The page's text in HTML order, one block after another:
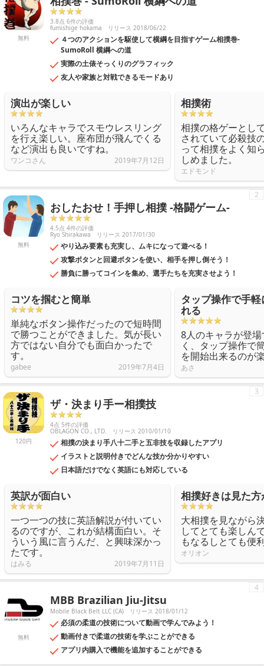
い人にもおすすめです。
無料
3.8点 6件の評価
fumishige hokama リリース 2018/06/22
４つのアクションを駆使して横綱を目指すゲーム相撲巻-
SumoRoll 横綱への道
実際の土俵そっくりのグラフィック
友人や家族と対戦できるモードあり
演出が楽しい
いろんなキャラでスモウレスリング
を行え楽しい。座布団が飛んでくる
など演出も良いですね。
ワンコさん 2019年7月12日
相撲術
相撲の格ゲーとし
されていて必殺技
って相撲をよく知
しめました。
エドモンド
無料
おしたおせ！手押し相撲 -格闘ゲーム-
4.5点 4件の評価
Ryo Shirakawa リリース 2017/01/30
やり込み要素も充実し、ムキになって遊べる！
攻撃ボタンと回避ボタンを使い、相手を押し倒そう！
勝負に勝ってコインを集め、選手たちを充実させよう！
2
コツを掴むと簡単
単純なボタン操作だったので短時間
で勝つことができました。気が長い
方ではない自分でも面白かったで
す。
gabee 2019年7月4日
タップ操作で手
れる
8人のキャラが登
く、タップ操作で
を開始出来るのが
あさ
120円
ザ・決まり手ー相撲技
4点 5件の評価
OBLAGON CO., LTD. リリース 2010/01/10
相撲の決まり手八十二手と五非技を収録したアプリ
イラストと説明付きでどんな技か分かりやすい
日本語だけでなく英語にも対応している
3
英訳が面白い
一つ一つの技に英語解説が付いてい
るのですが、これが結構面白い。そ
ういう風に言うんだ、と興味深かっ
たです。
はみる 2019年7月11日
相撲好きは見た
大相撲を見ながら
してとても楽しん
もなるしとても便
オリオン
無料
MBB Brazilian Jiu-Jitsu
Mobile Black Belt LLC (CA) リリース 2018/01/12
必須の柔道の技術について動画で学んでみよう！
動画付きで柔道の技術を学ぶことができる
アプリ内購入で機能を追加することができる
4